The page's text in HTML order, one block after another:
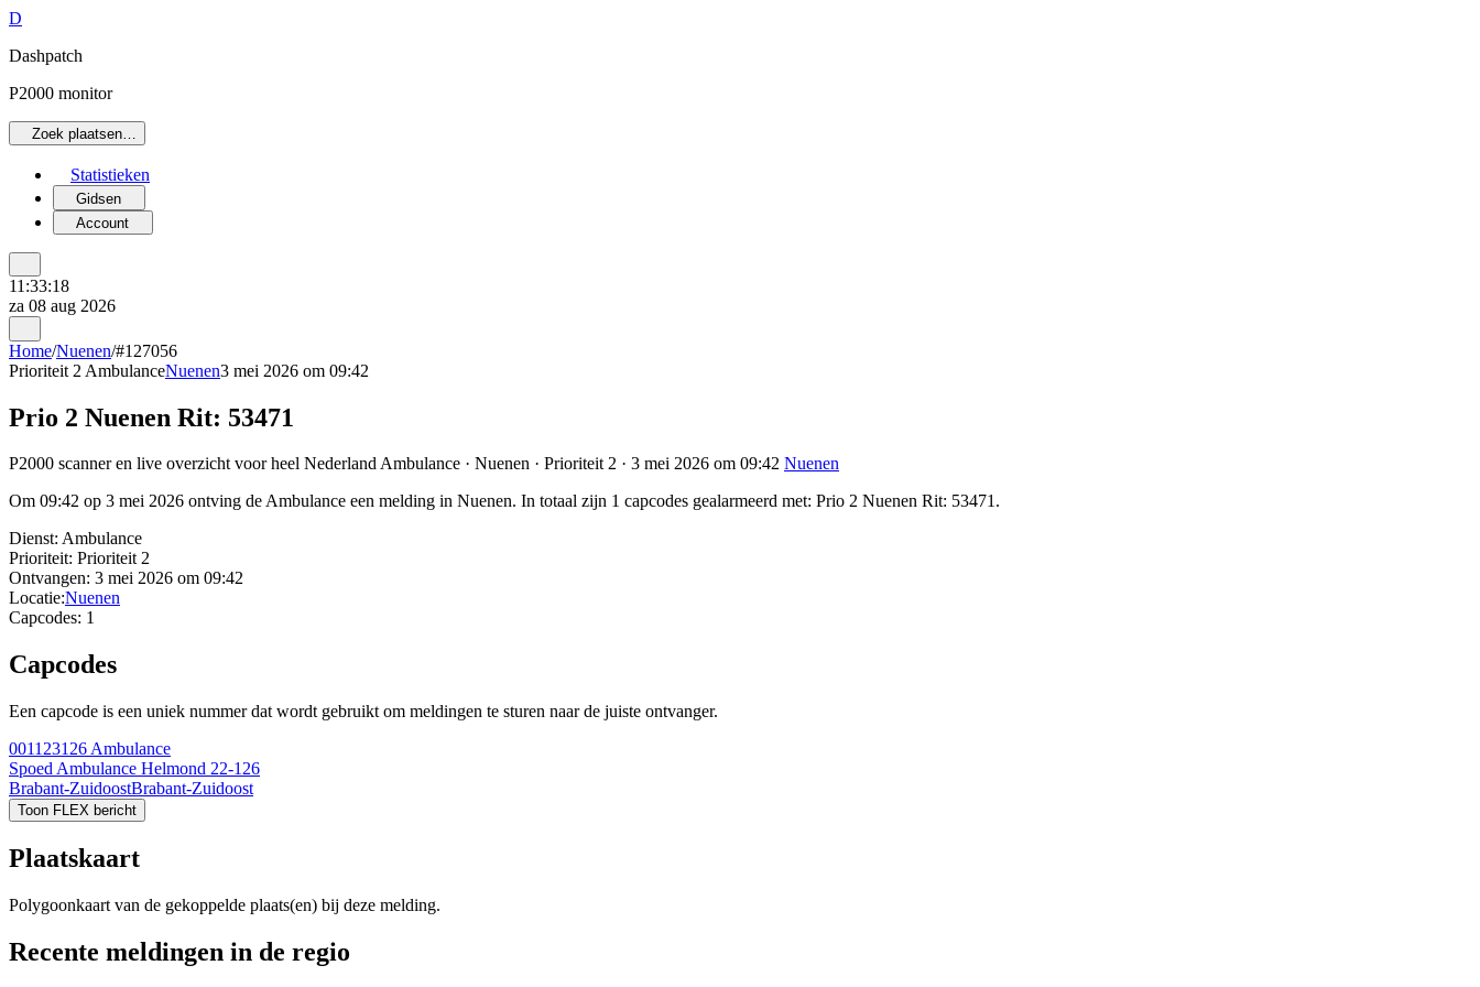
D
Dashpatch
P2000 monitor
Zoek plaatsen…
Statistieken
Gidsen
Account
11:33:18
za 08 aug 2026
Home/Nuenen/#127056
Prioriteit 2 AmbulanceNuenen3 mei 2026 om 09:42
Prio 2 Nuenen Rit: 53471
P2000 scanner en live overzicht voor heel Nederland Ambulance · Nuenen · Prioriteit 2 · 3 mei 2026 om 09:42 Nuenen
Om 09:42 op 3 mei 2026 ontving de Ambulance een melding in Nuenen. In totaal zijn 1 capcodes gealarmeerd met: Prio 2 Nuenen Rit: 53471.
Dienst: Ambulance
Prioriteit: Prioriteit 2
Ontvangen: 3 mei 2026 om 09:42
Locatie:Nuenen
Capcodes: 1
Capcodes
Een capcode is een uniek nummer dat wordt gebruikt om meldingen te sturen naar de juiste ontvanger.
001123126 Ambulance
Spoed Ambulance Helmond 22-126
Brabant-ZuidoostBrabant-Zuidoost
Toon FLEX bericht
Plaatskaart
Polygoonkaart van de gekoppelde plaats(en) bij deze melding.
Recente meldingen in de regio